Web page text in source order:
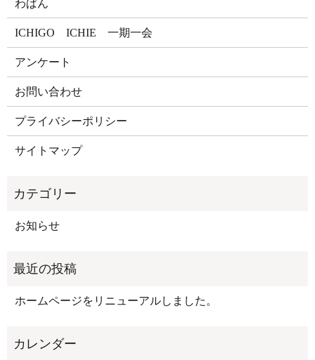
わぱん
ICHIGO ICHIE 一期一会
アンケート
お問い合わせ
プライバシーポリシー
サイトマップ
お知らせ
ホームページをリニューアルしました。